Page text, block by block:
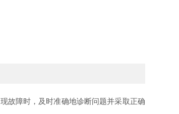
故障时，及时准确地诊断问题并采取正确